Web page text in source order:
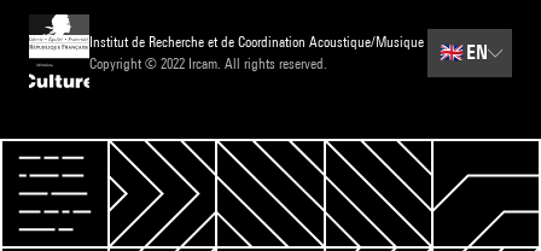
Institut de Recherche et de Coordination Acoustique/Musique
Copyright © 2022 Ircam. All rights reserved.
🇬🇧 EN